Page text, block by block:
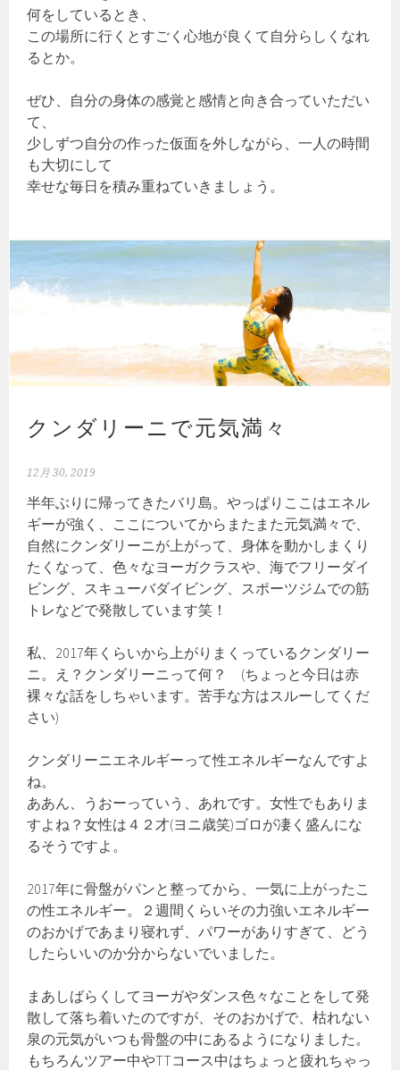
何をしているとき、
この場所に行くとすごく心地が良くて自分らしくなれ
るとか。
ぜひ、自分の身体の感覚と感情と向き合っていただい
て、
少しずつ自分の作った仮面を外しながら、一人の時間
も大切にして
幸せな毎日を積み重ねていきましょう。
クンダリーニで元気満々
12月 30, 2019
半年ぶりに帰ってきたバリ島。やっぱりここはエネル
ギーが強く、ここについてからまたまた元気満々で、
自然にクンダリーニが上がって、身体を動かしまくり
たくなって、色々なヨーガクラスや、海でフリーダイ
ビング、スキューバダイビング、スポーツジムでの筋
トレなどで発散しています笑！
私、2017年くらいから上がりまくっているクンダリー
ニ。え？クンダリーニって何？ (ちょっと今日は赤
裸々な話をしちゃいます。苦手な方はスルーしてくだ
さい)
クンダリーニエネルギーって性エネルギーなんですよ
ね。
ああん、うおーっていう、あれです。女性でもありま
すよね？女性は４２才(ヨニ歳笑)ゴロが凄く盛んにな
るそうですよ。
2017年に骨盤がパンと整ってから、一気に上がったこ
の性エネルギー。２週間くらいその力強いエネルギー
のおかげであまり寝れず、パワーがありすぎて、どう
したらいいのか分からないでいました。
まあしばらくしてヨーガやダンス色々なことをして発
散して落ち着いたのですが、そのおかげで、枯れない
泉の元気がいつも骨盤の中にあるようになりました。
もちろんツアー中やTTコース中はちょっと疲れちゃっ